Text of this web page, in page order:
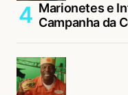
Marionetes e
Campanha da